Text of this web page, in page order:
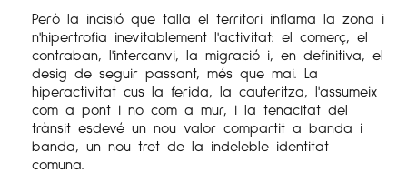
Però la incisió que talla el territori inflama la zona i
n'hipertrofia inevitablement l'activitat: el comerç, el
contraban, l'intercanvi, la migració i, en definitiva, el
desig de seguir passant, més que mai. La
hiperactivitat cus la ferida, la cauteritza, l'assumeix
com a pont i no com a mur, i la tenacitat del
trànsit esdevé un nou valor compartit a banda i
banda, un nou tret de la indeleble identitat
comuna.